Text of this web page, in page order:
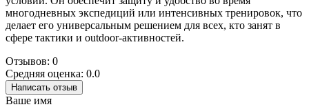
многодневных экспедиций или интенсивных тренировок, что
делает его универсальным решением для всех, кто занят в
сфере тактики и outdoor-активностей.
Отзывов: 0
Средняя оценка: 0.0
Написать отзыв
Ваше имя